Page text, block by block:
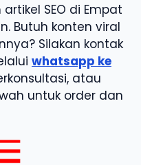
SEO di Empat
Butuh konten viral
Silakan kontak
whatsapp ke
atau
untuk order dan